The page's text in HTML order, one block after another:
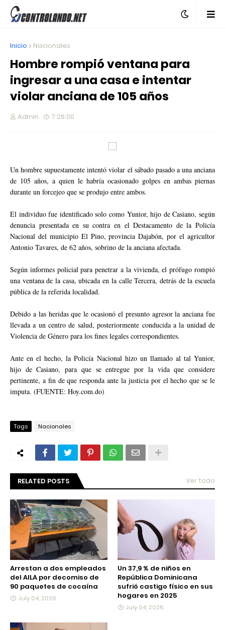
Inicio Nacionales
Hombre rompió ventana para
ingresar a una casa e intentar
violar anciana de 105 años
Admin 7:26:00
Un hombre supuestamente intentó violar el sábado pasado a una anciana
de 105 años, a quien le habría ocasionado golpes en ambas piernas
durante un forcejeo que se produjo entre ambos.
El individuo fue identificado solo como Yunior, hijo de Casiano, según
denuncia presentada en su contra en el Destacamento de la Policía
Nacional del municipio El Pino, provincia Dajabón, por el agricultor
Antonio Tavares, de 62 años, sobrino de la anciana afectada.
Según informes policial para penetrar a la vivienda, el prófugo rompió
una ventana de la casa, ubicada en la calle Tercera, detrás de la escuela
pública de la referida localidad.
Debido a las heridas que le ocasionó el presunto agresor la anciana fue
llevada a un centro de salud, posteriormente conducida a la unidad de
Violencia de Género para los fines legales correspondientes.
Ante en el hecho, la Policía Nacional hizo un llamado al tal Yunior,
hijo de Casiano, para que se entregue por la vida que considere
pertinente, a fin de que responda ante la justicia por el hecho que se le
imputa. (FUENTE: Hoy.com.do)
Tags Nacionales
RELATED POSTS Ver todo
Arrestan a dos empleados
del AILA por decomiso de
90 paquetes de cocaína
July 04, 2026
Un 37,9 % de niños en
República Dominicana
sufrió castigo físico en sus
hogares en 2025
July 04, 2026